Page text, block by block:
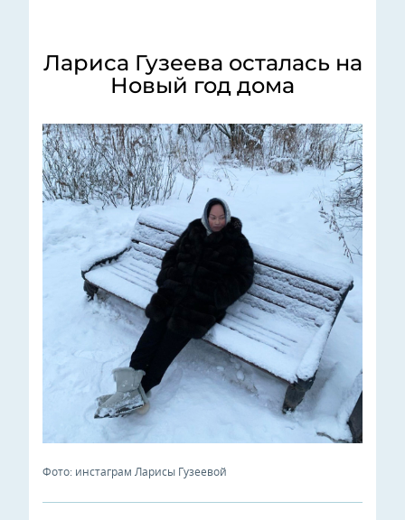
Лариса Гузеева осталась на
Новый год дома
Фото: инстаграм Ларисы Гузеевой